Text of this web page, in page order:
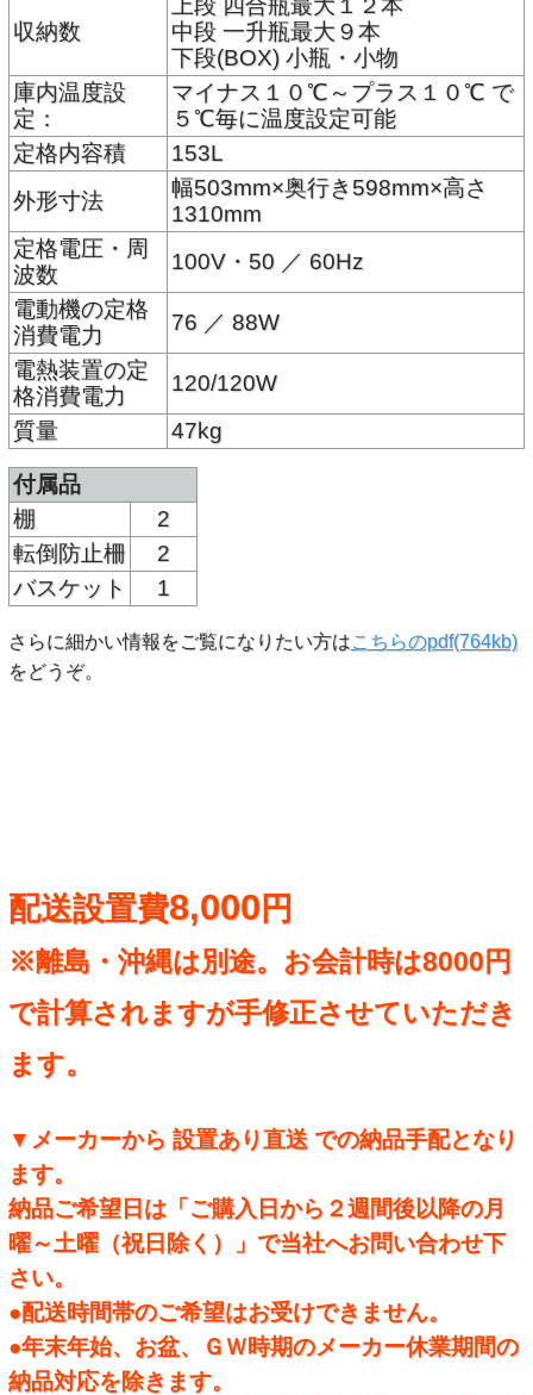
収納数
中段 一升瓶最大９本
下段(BOX) 小瓶・小物
庫内温度設
定：
マイナス１０℃～プラス１０℃ で
５℃毎に温度設定可能
定格内容積
153L
外形寸法
幅503mm×奥行き598mm×高さ
1310mm
定格電圧・周
波数
100V・50 ／ 60Hz
電動機の定格
消費電力
76 ／ 88W
電熱装置の定
格消費電力
120/120W
質量
47kg
付属品
棚
2
転倒防止柵
2
バスケット
1
さらに細かい情報をご覧になりたい方はこちらのpdf(764kb)
をどうぞ。
配送設置費8,000円
※離島・沖縄は別途。お会計時は8000円
で計算されますが手修正させていただき
ます。
▼メーカーから 設置あり直送 での納品手配となり
ます。
納品ご希望日は「ご購入日から２週間後以降の月
曜～土曜（祝日除く）」で当社へお問い合わせ下
さい。
●配送時間帯のご希望はお受けできません。
●年末年始、お盆、ＧＷ時期のメーカー休業期間の
納品対応を除きます。